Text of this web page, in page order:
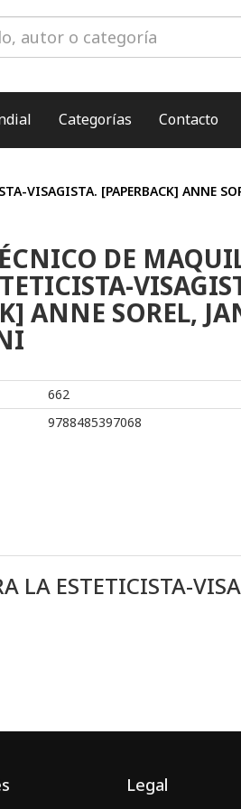
Categorías Contacto
VISAGISTA. [PAPERBACK] ANNE
DE
ANNE SOREL,
662
9788485397068
LA ESTETICISTA-
Legal